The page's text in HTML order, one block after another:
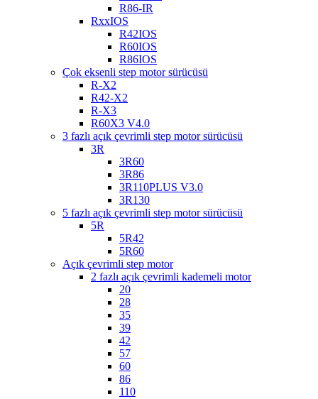
R86-IR
RxxIOS
R42IOS
R60IOS
R86IOS
Çok eksenli step motor sürücüsü
R-X2
R42-X2
R-X3
R60X3 V4.0
3 fazlı açık çevrimli step motor sürücüsü
3R
3R60
3R86
3R110PLUS V3.0
3R130
5 fazlı açık çevrimli step motor sürücüsü
5R
5R42
5R60
Açık çevrimli step motor
2 fazlı açık çevrimli kademeli motor
20
28
35
39
42
57
60
86
110